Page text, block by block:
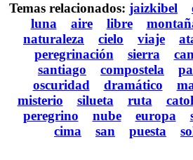
Temas relacionados: jaizkibel
luna
aire libre
naturaleza
cielo viaje
peregrinación
sierra
santiago
compostela
oscuridad
dramático
misterio
silueta ruta
peregrino
nube europa
cima
san puesta